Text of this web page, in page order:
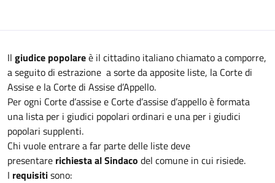
Il giudice popolareè il cittadino italiano chiamato a comporre,
a seguito di estrazione a sorte da apposite liste, la Corte di
Assise e la Corte di Assise d’Appello.
Per ogni Corte d’assise e Corte d’assise d’appello è formata
una lista per i giudici popolari ordinari e una per i giudici
popolari supplenti.
Chi vuole entrare a far parte delle liste deve
presentare richiesta al Sindaco del comune in cui risiede.
I requisitisono: